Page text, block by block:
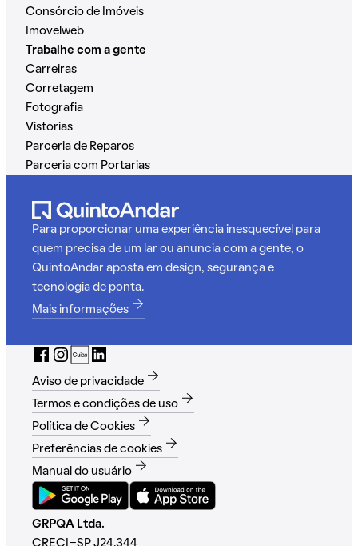
Consórcio de Imóveis
Imovelweb
Trabalhe com a gente
Carreiras
Corretagem
Fotografia
Vistorias
Parceria de Reparos
Parceria com Portarias
Para proporcionar uma experiência inesquecível para
quem precisa de um lar ou anuncia com a gente, o
QuintoAndar aposta em design, segurança e
tecnologia de ponta.
Mais informações
Aviso de privacidade
Termos e condições de uso
Política de Cookies
Preferências de cookies
Manual do usuário
GRPQA Ltda.